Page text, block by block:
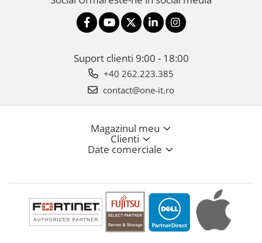
Suport clienti 9:00 - 18:00
+40 262.223.385
contact@one-it.ro
Magazinul meu
Clienti
Date comerciale